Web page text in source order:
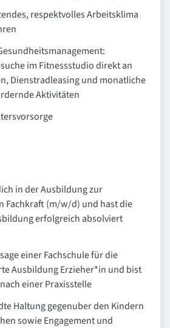
respektvolles Arbeitsklima
im Fitnessstudio direkt an
Dienstradleasing und monatliche
Aktivitäten
in der Ausbildung zur
Fachkraft (m/w/d) und hast die
erfolgreich absolviert
einer Fachschule für die
Ausbildung Erzieher*in und bist
einer Praxisstelle
Haltung gegenuber den Kindern
sowie Engagement und